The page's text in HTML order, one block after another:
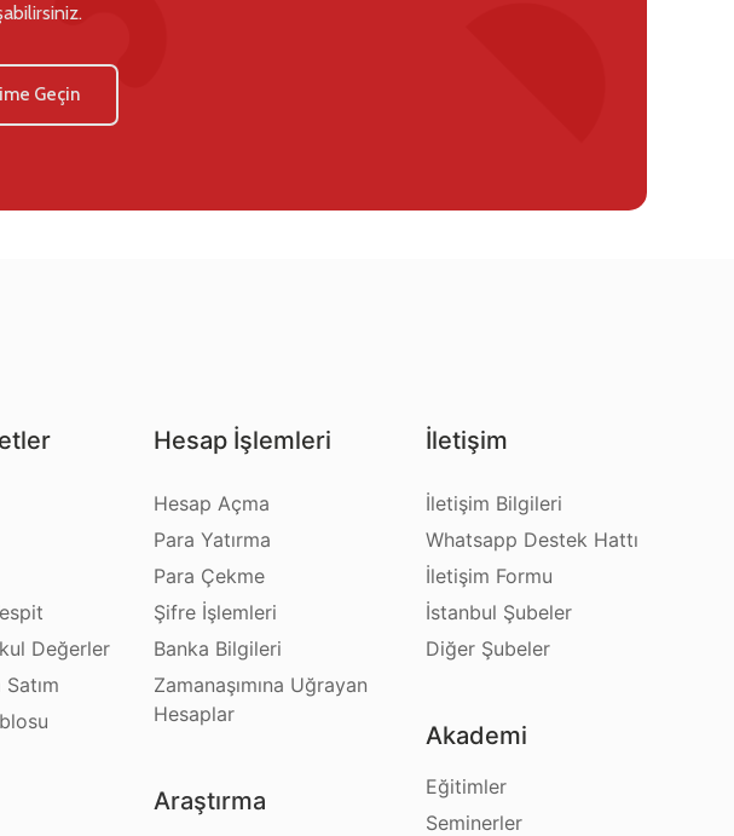
Geçin
Değerler
Satım
Hesap İşlemleri
Hesap Açma
Para Yatırma
Para Çekme
Şifre İşlemleri
Banka Bilgileri
Zamanaşımına Uğrayan
Hesaplar
Araştırma
İletişim
İletişim Bilgileri
Whatsapp Destek Hattı
İletişim Formu
İstanbul Şubeler
Diğer Şubeler
Akademi
Eğitimler
Seminerler